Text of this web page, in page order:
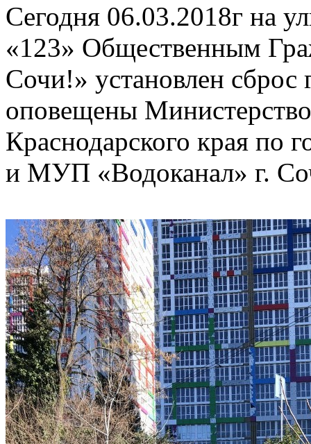
Сегодня 06.03.2018г на
«123» Общественным
Сочи!» установлен
оповещены
Краснодарского края по
и МУП «Водоканал» г.